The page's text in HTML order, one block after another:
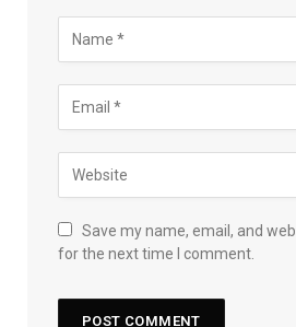
Save my name, email, and
for the next time I comment.